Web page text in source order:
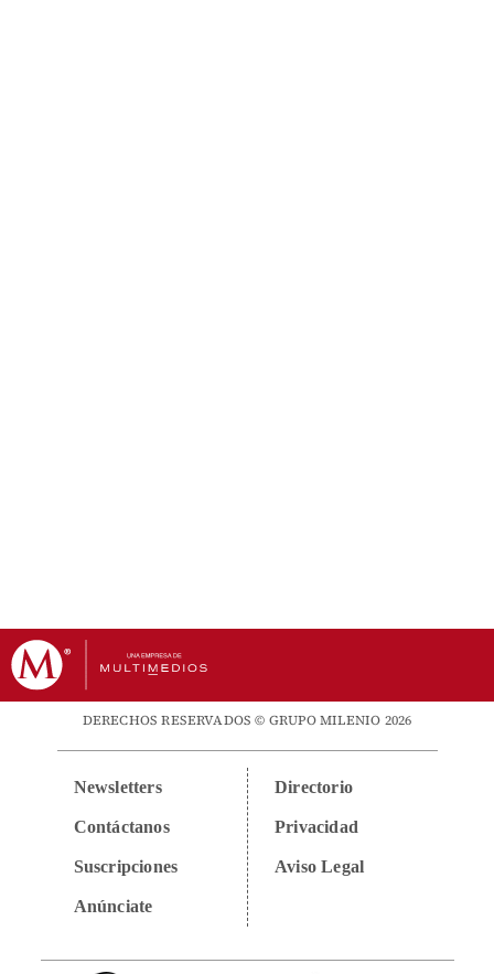
DERECHOS RESERVADOS © GRUPO MILENIO 2026
Newsletters
Contáctanos
Suscripciones
Anúnciate
Directorio
Privacidad
Aviso Legal